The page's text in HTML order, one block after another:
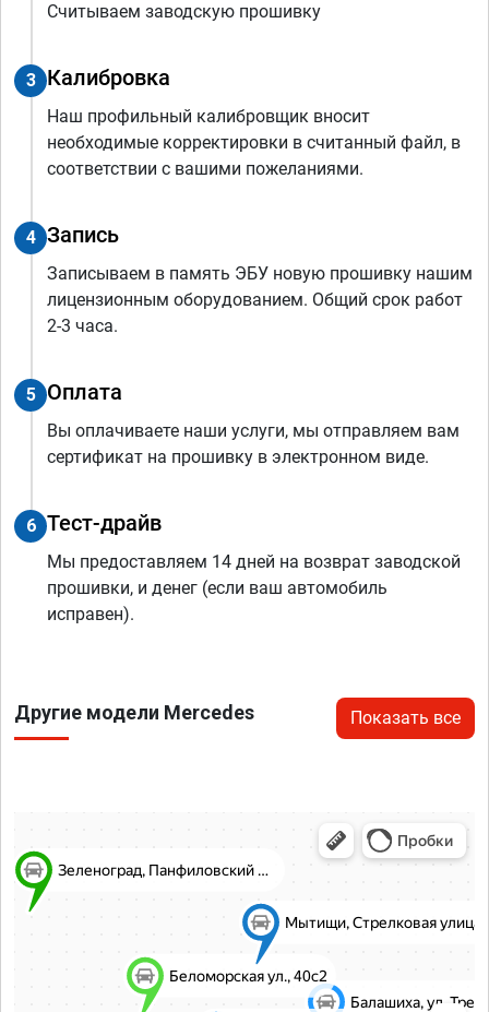
Считываем заводскую прошивку
3 Калибровка
Наш профильный калибровщик вносит
необходимые корректировки в считанный файл, в
соответствии с вашими пожеланиями.
4 Запись
Записываем в память ЭБУ новую прошивку нашим
лицензионным оборудованием. Общий срок работ
2-3 часа.
5 Оплата
Вы оплачиваете наши услуги, мы отправляем вам
сертификат на прошивку в электронном виде.
6 Тест-драйв
Мы предоставляем 14 дней на возврат заводской
прошивки, и денег (если ваш автомобиль
исправен).
Другие модели Mercedes Показать все